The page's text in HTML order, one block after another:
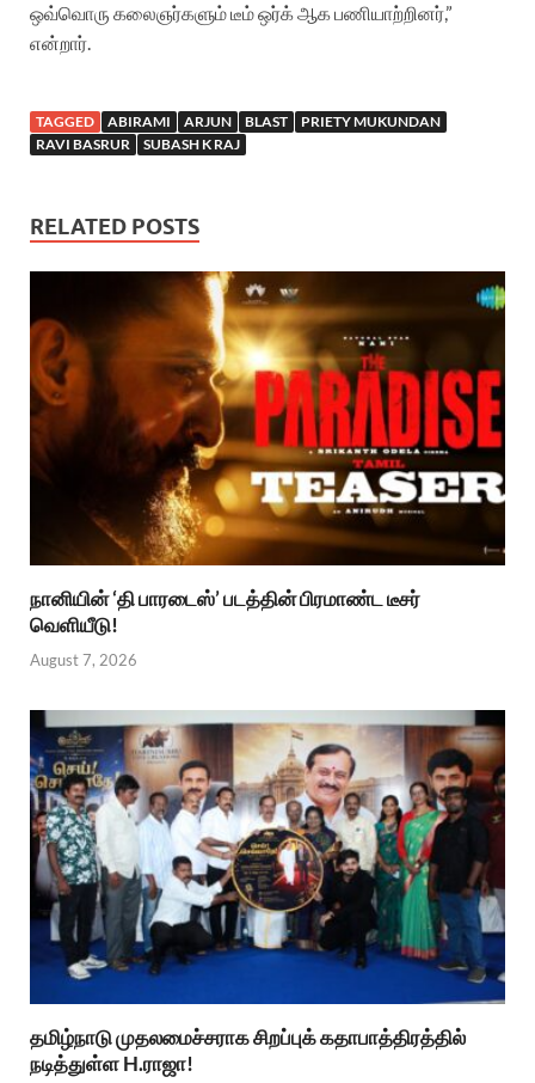
ஒவ்வொரு கலைஞர்களும் டீம் ஒர்க் ஆக பணியாற்றினர்,”
என்றார்.
TAGGED ABIRAMI ARJUN BLAST
PRIETY MUKUNDAN
RAVI BASRUR
SUBASH K RAJ
RELATED POSTS
நானியின் ‘தி பாரடைஸ்’ படத்தின் பிரமாண்ட டீசர்
வெளியீடு!
August 7, 2026
தமிழ்நாடு முதலமைச்சராக சிறப்புக் கதாபாத்திரத்தில்
நடித்துள்ள H.ராஜா!